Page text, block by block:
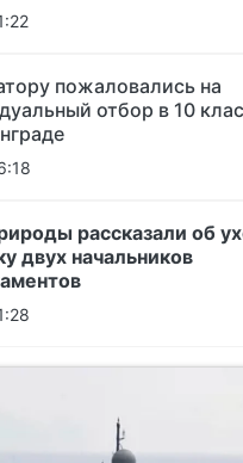
пожаловались на
отбор в 10
рассказали об
двух начальников